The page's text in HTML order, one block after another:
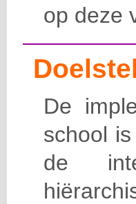
op deze
De
school
de